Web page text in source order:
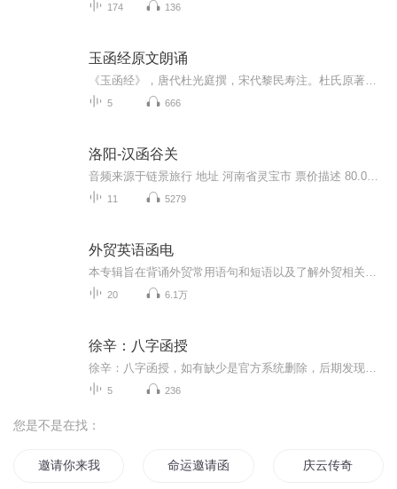
174 136
玉函经原文朗诵
5 666
洛阳-汉函谷关
11 5279
外贸英语函电
20 6.1万
徐辛：八字函授
5 236
您是不是在找：
邀请你来我的世界 命运邀请函 庆云传奇